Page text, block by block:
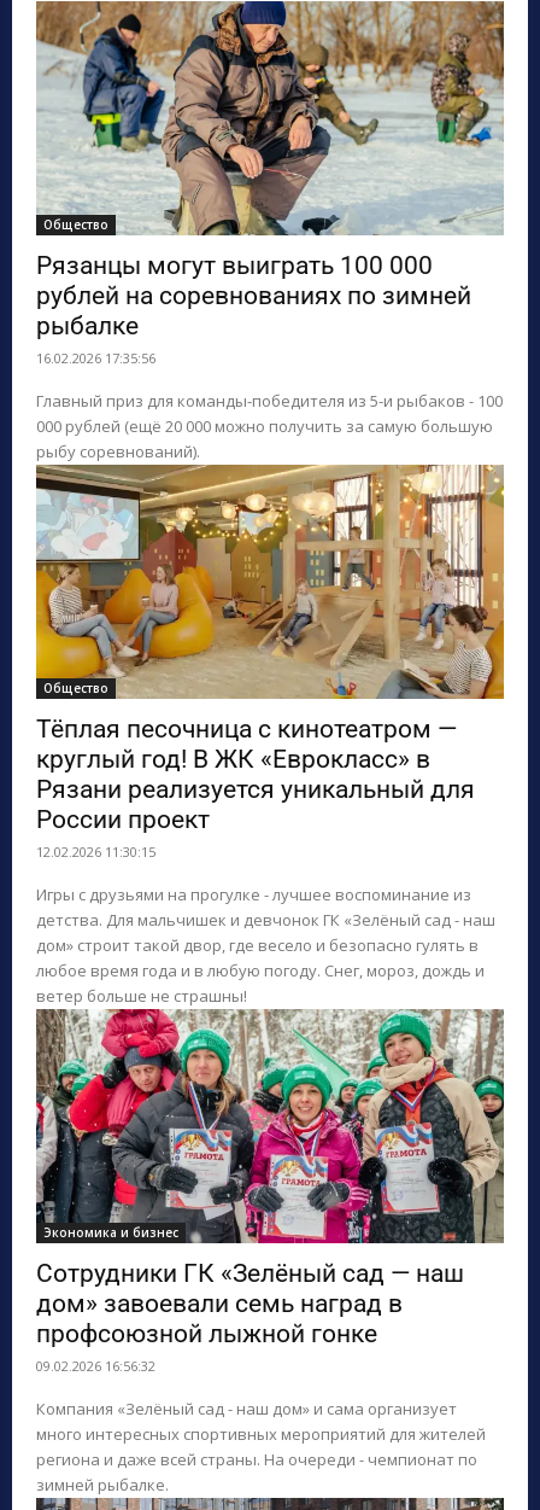
Общество
Рязанцы могут выиграть 100 000
рублей на соревнованиях по зимней
рыбалке
16.02.2026 17:35:56
Главный приз для команды-победителя из 5-и рыбаков - 100
000 рублей (ещё 20 000 можно получить за самую большую
рыбу соревнований).
Общество
Тёплая песочница с кинотеатром —
круглый год! В ЖК «Еврокласс» в
Рязани реализуется уникальный для
России проект
12.02.2026 11:30:15
Игры с друзьями на прогулке - лучшее воспоминание из
детства. Для мальчишек и девчонок ГК «Зелёный сад - наш
дом» строит такой двор, где весело и безопасно гулять в
любое время года и в любую погоду. Снег, мороз, дождь и
ветер больше не страшны!
Экономика и бизнес
Сотрудники ГК «Зелёный сад — наш
дом» завоевали семь наград в
профсоюзной лыжной гонке
09.02.2026 16:56:32
Компания «Зелёный сад - наш дом» и сама организует
много интересных спортивных мероприятий для жителей
региона и даже всей страны. На очереди - чемпионат по
зимней рыбалке.